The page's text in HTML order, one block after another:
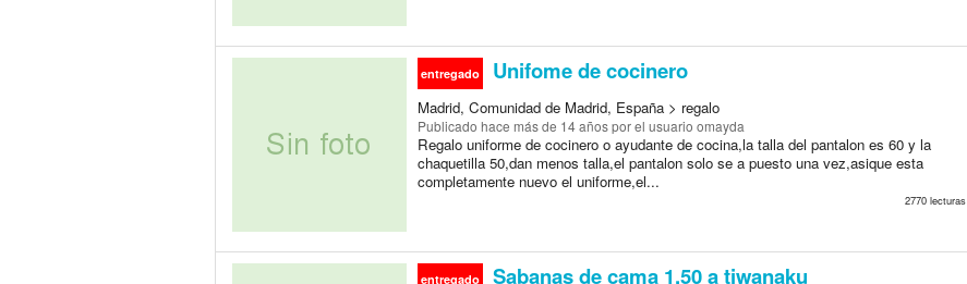
entregado Unifome de cocinero
Madrid, Comunidad de Madrid, España > regalo
Publicado hace más de 14 añospor el usuario omayda
Regalo uniforme de cocinero o ayudante de cocina,la talla del pantalon es 60 y la
chaquetilla 50,dan menos talla,el pantalon solo se a puesto una vez,asique esta
completamente nuevo el uniforme,el...
2770 lecturas
entregado Sabanas de cama 1,50 a tiwanaku